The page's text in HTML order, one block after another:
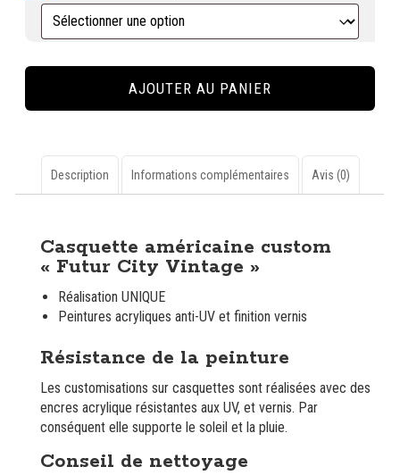
de
"Futur
Vintage"
casquette
AJOUTER AU PANIER
Description Informations complémentaires Avis (0)
Casquette américaine custom
« Futur City Vintage »
Réalisation UNIQUE
Peintures acryliques anti-UV et finition vernis
Résistance de la peinture
Les customisations sur casquettes sont réalisées avec des
encres acrylique résistantes aux UV, et vernis. Par
conséquent elle supporte le soleil et la pluie.
Conseil de nettoyage